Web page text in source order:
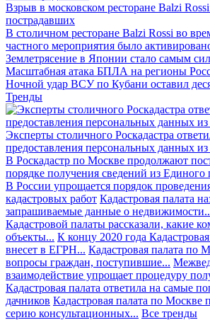
Взрыв в московском ресторане Balzi
пострадавших
В столичном ресторане Balzi Rossi во
частного мероприятия было
Землетрясение в Японии стало самым
Масштабная атака БПЛА на регионы
Ночной удар ВСУ по Кубани оставил
Тренды
Эксперты столичного Роскадастра
предоставления персональных данных
В Роскадастр по Москве продолжают
порядке получения сведений из Единого
В России упрощается порядок
кадастровых работ Кадастровая палата
запрашиваемые данные о
Кадастровой палаты рассказали, какие
объекты... К концу 2020 года
внесет в ЕГРН... Кадастровая палата по
вопросы граждан, поступившие...
взаимодействие упрощает процедуру
Кадастровая палата ответила на самые
дачников Кадастровая палата по Москве
серию консультационных... Все тренды